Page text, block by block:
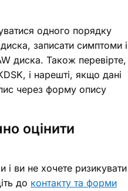
одного порядку
записати симптоми і
диска. Також перевірте,
і нарешті, якщо дані
через форму опису
оцінити
і ви не хочете ризикувати
до контакту та форми